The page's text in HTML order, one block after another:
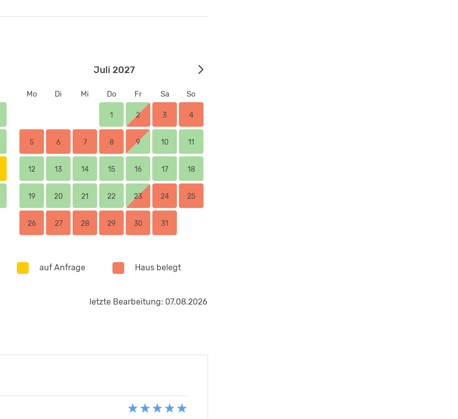
Angebote sind stets freibleibend und
Juli 2027
Mo Di Mi Do Fr Sa So
1 2 3 4
5 6 7 8 9 10 11
12 13 14 15 16 17 18
19 20 21 22 23 24 25
26 27 28 29 30 31
auf Anfrage Haus belegt
letzte Bearbeitung: 07.08.2026